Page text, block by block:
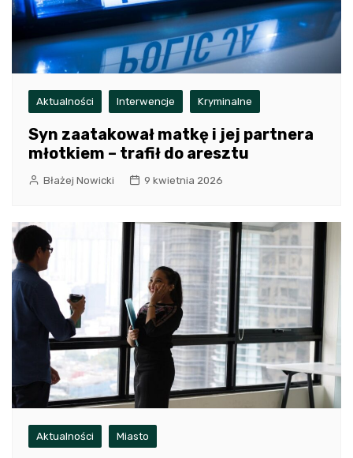
Aktualności Interwencje Kryminalne
Syn zaatakował matkę i jej partnera
młotkiem – trafił do aresztu
Błażej Nowicki 9 kwietnia 2026
Aktualności Miasto